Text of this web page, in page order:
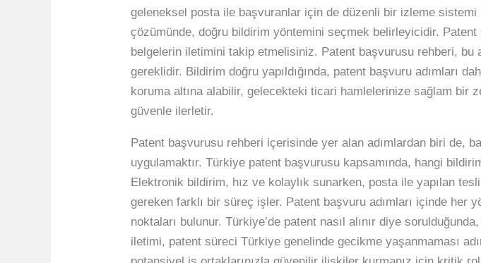
geleneksel posta ile başvuranlar için de düzenli bir izleme sistemi
çözümünde, doğru bildirim yöntemini seçmek belirleyicidir.
belgelerin iletimini takip etmelisiniz. Patent başvurusu rehberi, bu
gereklidir. Bildirim doğru yapıldığında, patent başvuru adımları
koruma altına alabilir, gelecekteki ticari hamlelerinize sağlam bir
güvenle ilerletir.
Patent başvurusu rehberi içerisinde yer alan adımlardan biri de,
uygulamaktır. Türkiye patent başvurusu kapsamında, hangi
Elektronik bildirim, hız ve kolaylık sunarken, posta ile yapılan
gereken farklı bir süreç işler. Patent başvuru adımları içinde her
noktaları bulunur. Türkiye’de patent nasıl alınır diye
iletimi, patent süreci Türkiye genelinde gecikme yaşanmaması